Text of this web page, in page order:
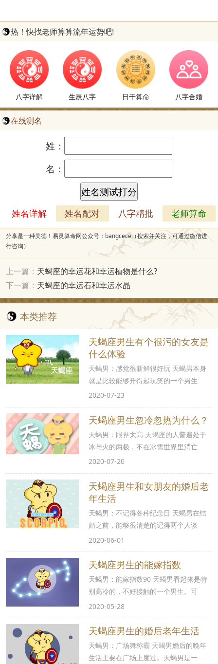
热！快找老师算算流年运势吧!
八字详解 生辰八字 日干算命 八字合婚
在线测名
姓：
名：
姓名详解 姓名配对 八字精批 老师算命
分享是一种美德！易灵算命网公众号：bangcece（搜索并关注，可通过微信进
行咨询）
上一篇： 天蝎座的幸运花和幸运植物是什么?
下一篇： 天蝎座的幸运石和幸运水晶
本类推荐
天蝎座男生有个很污的女友是
什么体验
天蝎男：感觉很新鲜很好玩 天蝎男本身
就是比较能够开得起玩笑的一个男生
2020-07-23
天蝎座男生忽冷忽热为什么？
天蝎男：眼界太高 天蝎座的人普遍处于
冰与火的两极，不在冰雪世界里消亡
2020-07-20
天蝎座男生和女朋友的婚后老
年生活
天蝎男：不记得各种纪念日 天蝎男在结
婚之前，能够很清楚的记得两个人谈
2020-06-01
天蝎座男生的能嫁指数
天蝎男：能嫁指数90 天蝎男看起来是特
别高冷的，不好接触的一个男生。可
2020-05-28
天蝎座男生的婚后老年生活
天蝎男：广场舞称霸 天蝎男婚后的晚年
生活主要在广场上度过。天蝎男是一